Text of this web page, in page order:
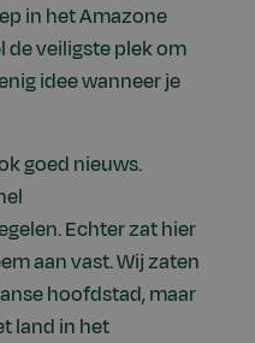
in het Amazone
de veiligste plek om
idee wanneer je
goed nieuws.
Echter zat hier
aan vast. Wij zaten
hoofdstad, maar
land in het